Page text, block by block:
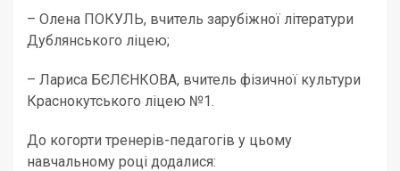
– Олена ПОКУЛЬ, вчитель зарубіжної літератури
Дублянського ліцею;
– Лариса БЄЛЄНКОВА, вчитель фізичної культури
Краснокутського ліцею №1.
До когорти тренерів-педагогів у цьому
навчальному році додалися: